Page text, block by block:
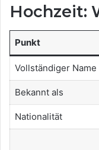
Hochzeit:
Punkt
Vollständiger Name
Bekannt als
Nationalität